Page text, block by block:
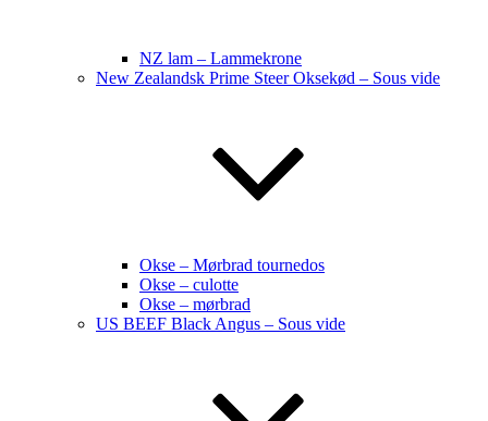
NZ lam – Lammekrone
New Zealandsk Prime Steer Oksekød – Sous vide
Okse – Mørbrad tournedos
Okse – culotte
Okse – mørbrad
US BEEF Black Angus – Sous vide